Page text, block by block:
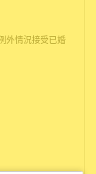
外情況接受已婚